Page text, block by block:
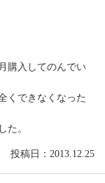
購入してのんでい
くできなくなった
た。
投稿日：2013.12.25